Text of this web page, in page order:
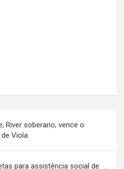
River soberano, vence o
Viola
para assistência social de